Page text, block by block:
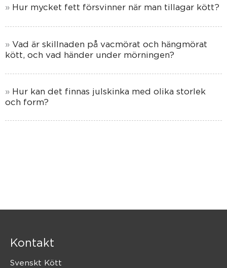
Hur mycket fett försvinner när man tillagar kött?
Vad är skillnaden på vacmörat och hängmörat
kött, och vad händer under mörningen?
Hur kan det finnas julskinka med olika storlek
och form?
Kontakt
Svenskt Kött